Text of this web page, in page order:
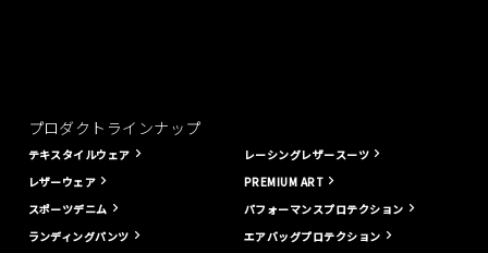
プロダクトラインナップ
テキスタイルウェア
レザーウェア
スポーツデニム
ランディングパンツ
レーシングレザースーツ
PREMIUM ART
パフォーマンスプロテクション
エアバッグプロテクション